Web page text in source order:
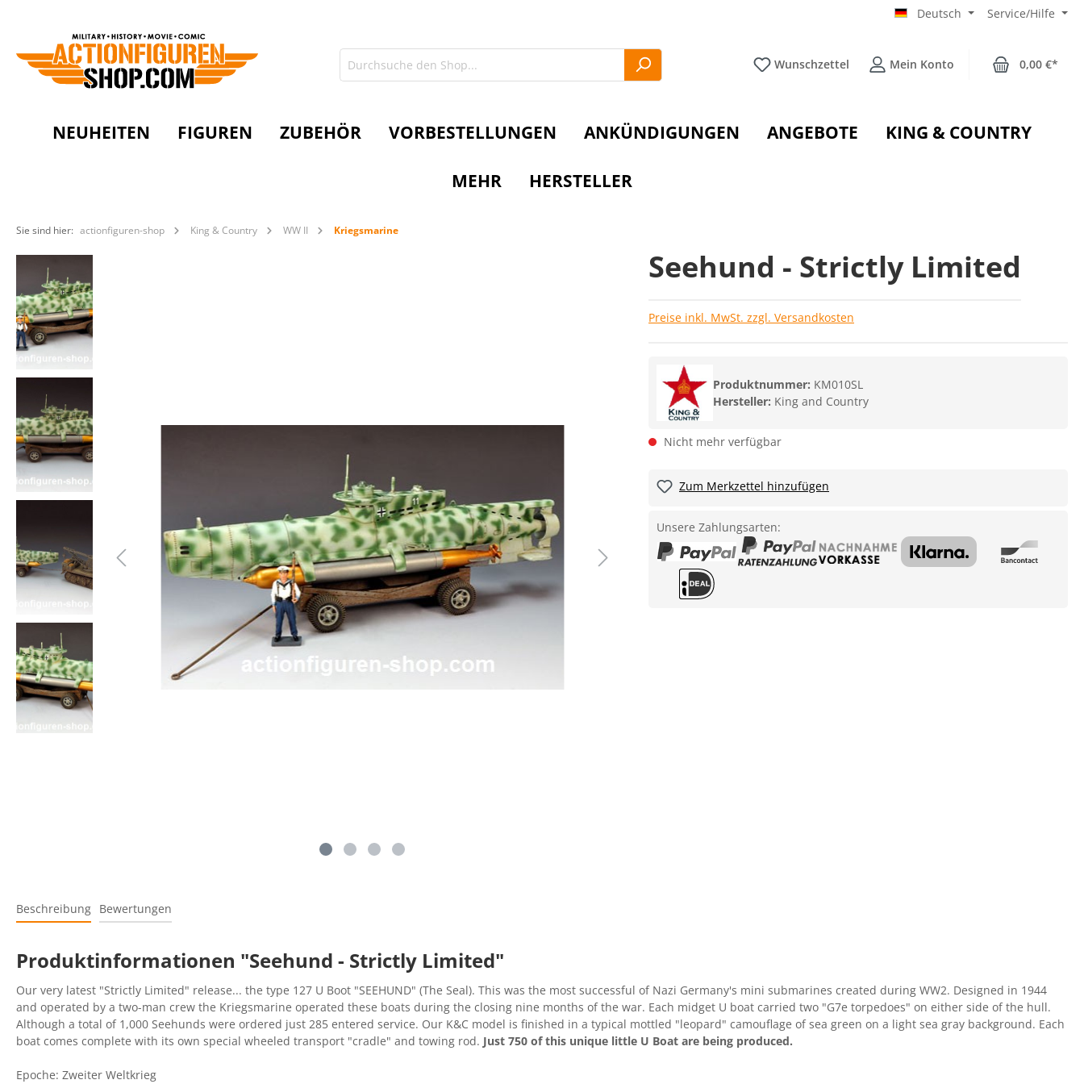
Deutsch Service/Hilfe
Wunschzettel Mein Konto 0,00 €*
NEUHEITEN FIGUREN ZUBEHÖR VORBESTELLUNGEN ANKÜNDIGUNGEN ANGEBOTE KING & COUNTRY
MEHR HERSTELLER
Sie sind hier: actionfiguren-shop King & Country WW II Kriegsmarine
Seehund - Strictly Limited
Preise inkl. MwSt. zzgl. Versandkosten
Produktnummer: KM010SL
Hersteller: King and Country
Nicht mehr verfügbar
Zum Merkzettel hinzufügen
Unsere Zahlungsarten:
Beschreibung Bewertungen
Produktinformationen "Seehund - Strictly Limited"
Our very latest "Strictly Limited" release... the type 127 U Boot "SEEHUND" (The Seal). This was the most successful of Nazi Germany's mini submarines created during WW2. Designed in 1944
and operated by a two-man crew the Kriegsmarine operated these boats during the closing nine months of the war. Each midget U boat carried two "G7e torpedoes" on either side of the hull.
Although a total of 1,000 Seehunds were ordered just 285 entered service. Our K&C model is finished in a typical mottled "leopard" camouflage of sea green on a light sea gray background. Each
boat comes complete with its own special wheeled transport "cradle" and towing rod. Just 750 of this unique little U Boat are being produced.
Epoche: Zweiter Weltkrieg